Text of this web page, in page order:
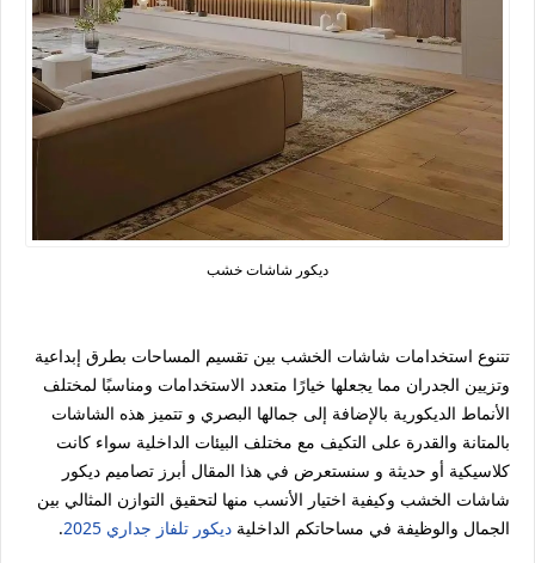
ديكور شاشات خشب
تتنوع استخدامات شاشات الخشب بين تقسيم المساحات بطرق إبداعية
وتزيين الجدران مما يجعلها خيارًا متعدد الاستخدامات ومناسبًا لمختلف
الأنماط الديكورية بالإضافة إلى جمالها البصري و تتميز هذه الشاشات
بالمتانة والقدرة على التكيف مع مختلف البيئات الداخلية سواء كانت
كلاسيكية أو حديثة و سنستعرض في هذا المقال أبرز تصاميم ديكور
شاشات الخشب وكيفية اختيار الأنسب منها لتحقيق التوازن المثالي بين
الجمال والوظيفة في مساحاتكم الداخلية ديكور تلفاز جداري 2025 .